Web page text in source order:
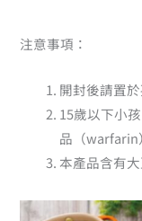
注意事項：
開封後請置
15歲以下小
品（warfarin
本產品含有